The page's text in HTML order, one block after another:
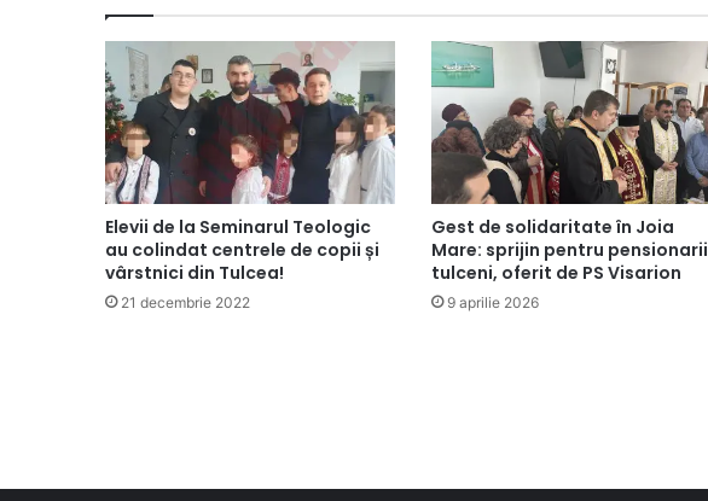
Elevii de la Seminarul Teologic
au colindat centrele de copii și
vârstnici din Tulcea!
21 decembrie 2022
Gest de solidaritate în Joia
Mare: sprijin pentru pensionarii
tulceni, oferit de PS Visarion
9 aprilie 2026